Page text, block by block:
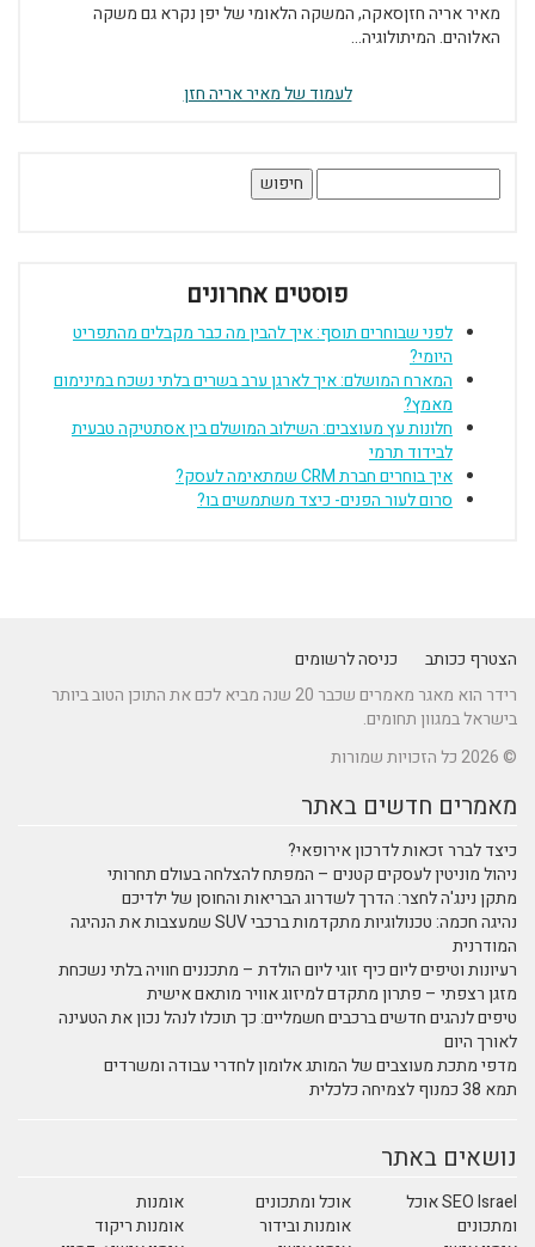
מאיר אריה חזןסאקה, המשקה הלאומי של יפן נקרא גם משקה
האלוהים. המיתולוגיה...
לעמוד של מאיר אריה חזן
פוסטים אחרונים
לפני שבוחרים תוסף: איך להבין מה כבר מקבלים מהתפריט
היומי?
המארח המושלם: איך לארגן ערב בשרים בלתי נשכח במינימום
מאמץ?
חלונות עץ מעוצבים: השילוב המושלם בין אסתטיקה טבעית
לבידוד תרמי
איך בוחרים חברת CRM שמתאימה לעסק?
סרום לעור הפנים- כיצד משתמשים בו?
הצטרף ככותב
כניסה לרשומים
רידר הוא מאגר מאמרים שכבר 20 שנה מביא לכם את התוכן הטוב ביותר
בישראל במגוון תחומים.
© 2026 כל הזכויות שמורות
מאמרים חדשים באתר
כיצד לברר זכאות לדרכון אירופאי?
ניהול מוניטין לעסקים קטנים – המפתח להצלחה בעולם תחרותי
מתקן נינג'ה לחצר: הדרך לשדרוג הבריאות והחוסן של ילדיכם
נהיגה חכמה: טכנולוגיות מתקדמות ברכבי SUV שמעצבות את הנהיגה
המודרנית
רעיונות וטיפים ליום כיף זוגי ליום הולדת – מתכננים חוויה בלתי נשכחת
מזגן רצפתי – פתרון מתקדם למיזוג אוויר מותאם אישית
טיפים לנהגים חדשים ברכבים חשמליים: כך תוכלו לנהל נכון את הטעינה
לאורך היום
מדפי מתכת מעוצבים של המותג אלומון לחדרי עבודה ומשרדים
תמא 38 כמנוף לצמיחה כלכלית
נושאים באתר
SEO Israel אוכל
ומתכונים
אוכל ומתכונים
אומנות
אומנות ובידור
אומנות ריקוד